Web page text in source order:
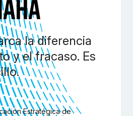
la diferencia
y el fracaso. Es
Estratégica de